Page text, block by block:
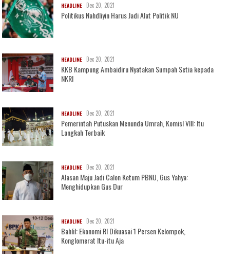
HEADLINE Dec 20, 2021
Politikus Nahdliyin Harus Jadi Alat Politik NU
HEADLINE Dec 20, 2021
KKB Kampung Ambaidiru Nyatakan Sumpah Setia kepada
NKRI
HEADLINE Dec 20, 2021
Pemerintah Putuskan Menunda Umrah, KomisI VIII: Itu
Langkah Terbaik
HEADLINE Dec 20, 2021
Alasan Maju Jadi Calon Ketum PBNU, Gus Yahya:
Menghidupkan Gus Dur
HEADLINE Dec 20, 2021
Bahlil: Ekonomi RI Dikuasai 1 Persen Kelompok,
Konglomerat Itu-itu Aja